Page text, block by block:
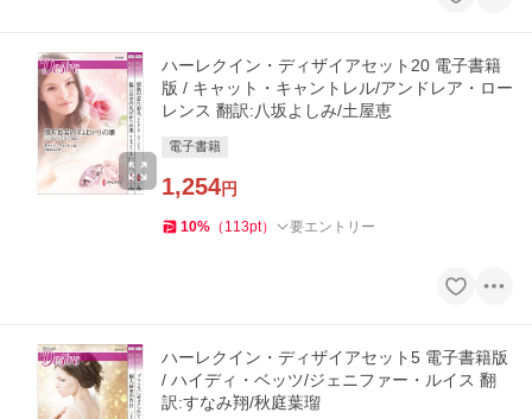
ハーレクイン・ディザイアセット20 電子書籍
版 / キャット・キャントレル/アンドレア・ロー
レンス 翻訳:八坂よしみ/土屋恵
電子書籍
1,254円
10% （ 113pt） 要エントリー
ハーレクイン・ディザイアセット5 電子書籍版
/ ハイディ・ベッツ/ジェニファー・ルイス 翻
訳:すなみ翔/秋庭葉瑠